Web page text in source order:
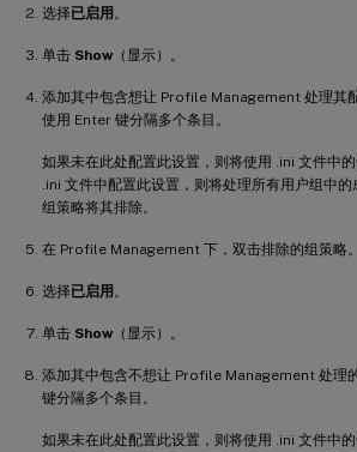
选择已启用 。
单击 Show （显示）。
添加其中包含想让 Profile Management 处理其
使用 Enter 键分隔多个条目。
如果未在此处配置此设置，则将使用 .ini 文件中
.ini 文件中配置此设置，则将处理所有用户组中
组策略将其排除。
在 Profile Management 下，双击排除的组策略。
选择已启用 。
单击 Show （显示）。
添加其中包含不想让 Profile Management 处理
键分隔多个条目。
如果未在此处配置此设置，则将使用 .ini 文件中